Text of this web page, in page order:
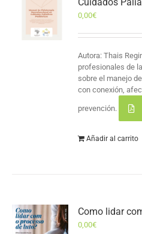
0,00€
Autora: Thais
profesionales de
sobre el manejo
con conexión,
prevención.
Añadir al carrito
Como lidar
0,00€